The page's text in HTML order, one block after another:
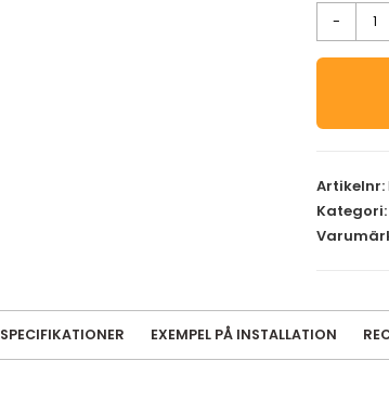
-
Artikelnr:
Kategori:
SPECIFIKATIONER EXEMPEL PÅ INSTALLATION